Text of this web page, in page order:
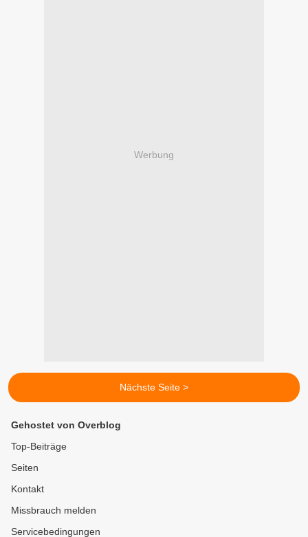
Werbung
Nächste Seite >
Gehostet von Overblog
Top-Beiträge
Seiten
Kontakt
Missbrauch melden
Servicebedingungen